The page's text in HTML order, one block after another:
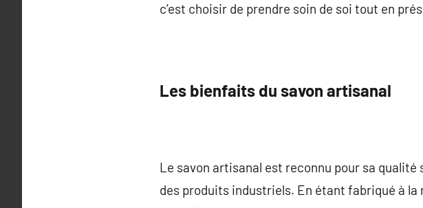
c’est choisir de prendre soin de soi tout en
Les bienfaits du savon artisanal
Le savon artisanal est reconnu pour sa
des produits industriels. En étant fabriqué à